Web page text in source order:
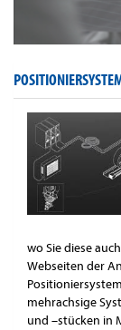
wo Sie diese
Webseiten der
mehrachsige
und –stücken in